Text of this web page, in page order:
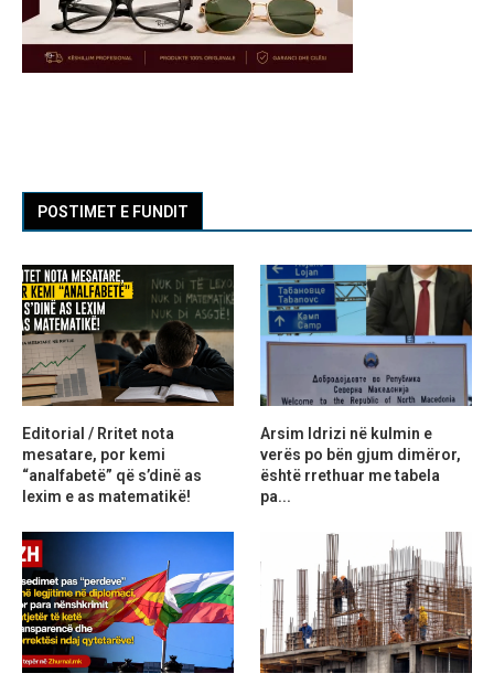
POSTIMET E FUNDIT
Editorial / Rritet nota
mesatare, por kemi
“analfabetë” që s’dinë as
lexim e as matematikë!
Arsim Idrizi në kulmin e
verës po bën gjum dimëror,
është rrethuar me tabela
pa...